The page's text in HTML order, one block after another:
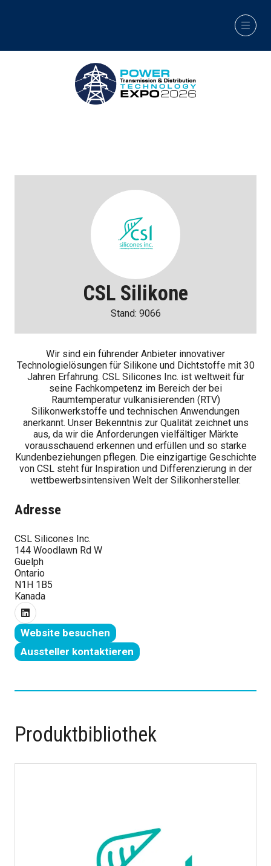
CSL Silikone
Stand: 9066
Wir sind ein führender Anbieter innovativer
Technologielösungen für Silikone und Dichtstoffe mit 30
Jahren Erfahrung. CSL Silicones Inc. ist weltweit für
seine Fachkompetenz im Bereich der bei
Raumtemperatur vulkanisierenden (RTV)
Silikonwerkstoffe und technischen Anwendungen
anerkannt. Unser Bekenntnis zur Qualität zeichnet uns
aus, da wir die Anforderungen vielfältiger Märkte
vorausschauend erkennen und erfüllen und so starke
Kundenbeziehungen pflegen. Die einzigartige Geschichte
von CSL steht für Inspiration und Differenzierung in der
wettbewerbsintensiven Welt der Silikonhersteller.
Adresse
CSL Silicones Inc.
144 Woodlawn Rd W
Guelph
Ontario
N1H 1B5
Kanada
Website besuchen
(öffnet
in
Aussteller kontaktieren
(wird
einem
geöffnet)
Produktbibliothek